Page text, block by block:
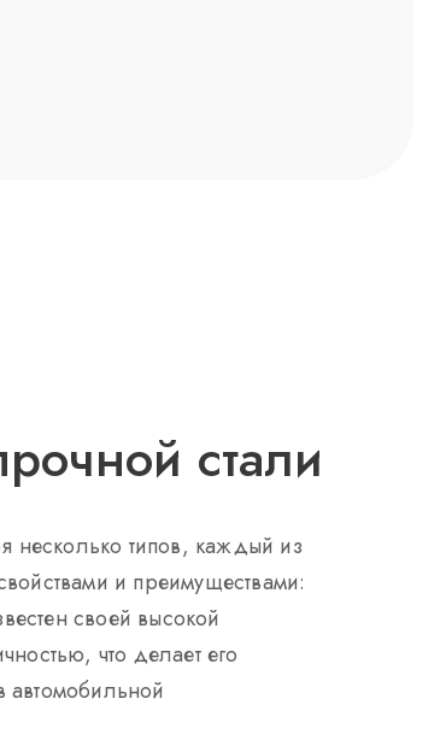
стали
несколько типов, каждый из
и преимуществами:
своей высокой
что делает его